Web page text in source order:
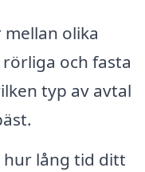
mellan olika
och fasta
typ av avtal
lång tid ditt